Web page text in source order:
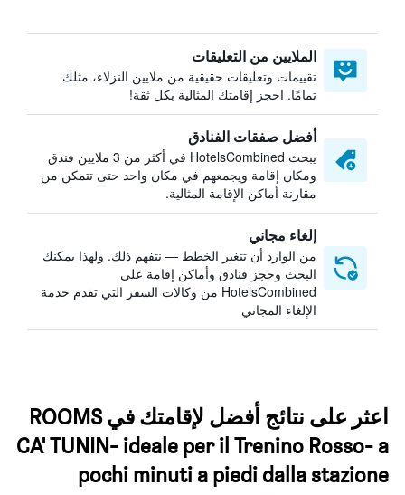
الملايين من التعليقات
تقييمات وتعليقات حقيقية من ملايين النزلاء، مثلك
تمامًا. احجز إقامتك المثالية بكل ثقة!
أفضل صفقات الفنادق
يبحث HotelsCombined في أكثر من 3 ملايين فندق
ومكان إقامة ويجمعهم في مكان واحد حتى تتمكن من
مقارنة أماكن الإقامة المثالية.
إلغاء مجاني
من الوارد أن تتغير الخطط — نتفهم ذلك. ولهذا يمكنك
البحث وحجز فنادق وأماكن إقامة على
HotelsCombined من وكالات السفر التي تقدم خدمة
الإلغاء المجاني
اعثر على نتائج أفضل لإقامتك في ROOMS
CA' TUNIN- ideale per il Trenino Rosso- a
pochi minuti a piedi dalla stazione